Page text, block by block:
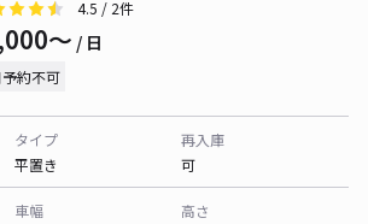
4.5 / 2件
〜 / 日
約不可
タイプ
平置き
再入庫
可
車幅
高さ